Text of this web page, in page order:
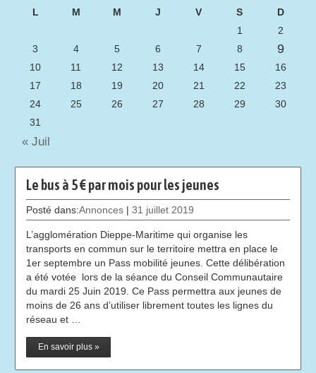
Le bus à 5 € par mois pour les jeunes
Posté dans:Annonces | 31 juillet 2019
L’agglomération Dieppe-Maritime qui organise les
transports en commun sur le territoire mettra en place le
1er septembre un Pass mobilité jeunes. Cette délibération
a été votée lors de la séance du Conseil Communautaire
du mardi 25 Juin 2019. Ce Pass permettra aux jeunes de
moins de 26 ans d’utiliser librement toutes les lignes du
réseau et …
En savoir plus »
L M M J V S
D
1
2
3
4 5 6 7 8 9
10 11 12 13 14 15
16
17
18 19 20 21 22
23
24
25 26 27 28 29
30
31
« Juil